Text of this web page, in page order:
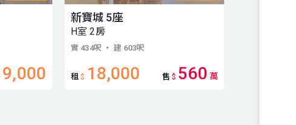
新寶城 5座
H室 2房
實 434呎 ・ 建 603呎
售 $ 560 萬
租 $ 18,000